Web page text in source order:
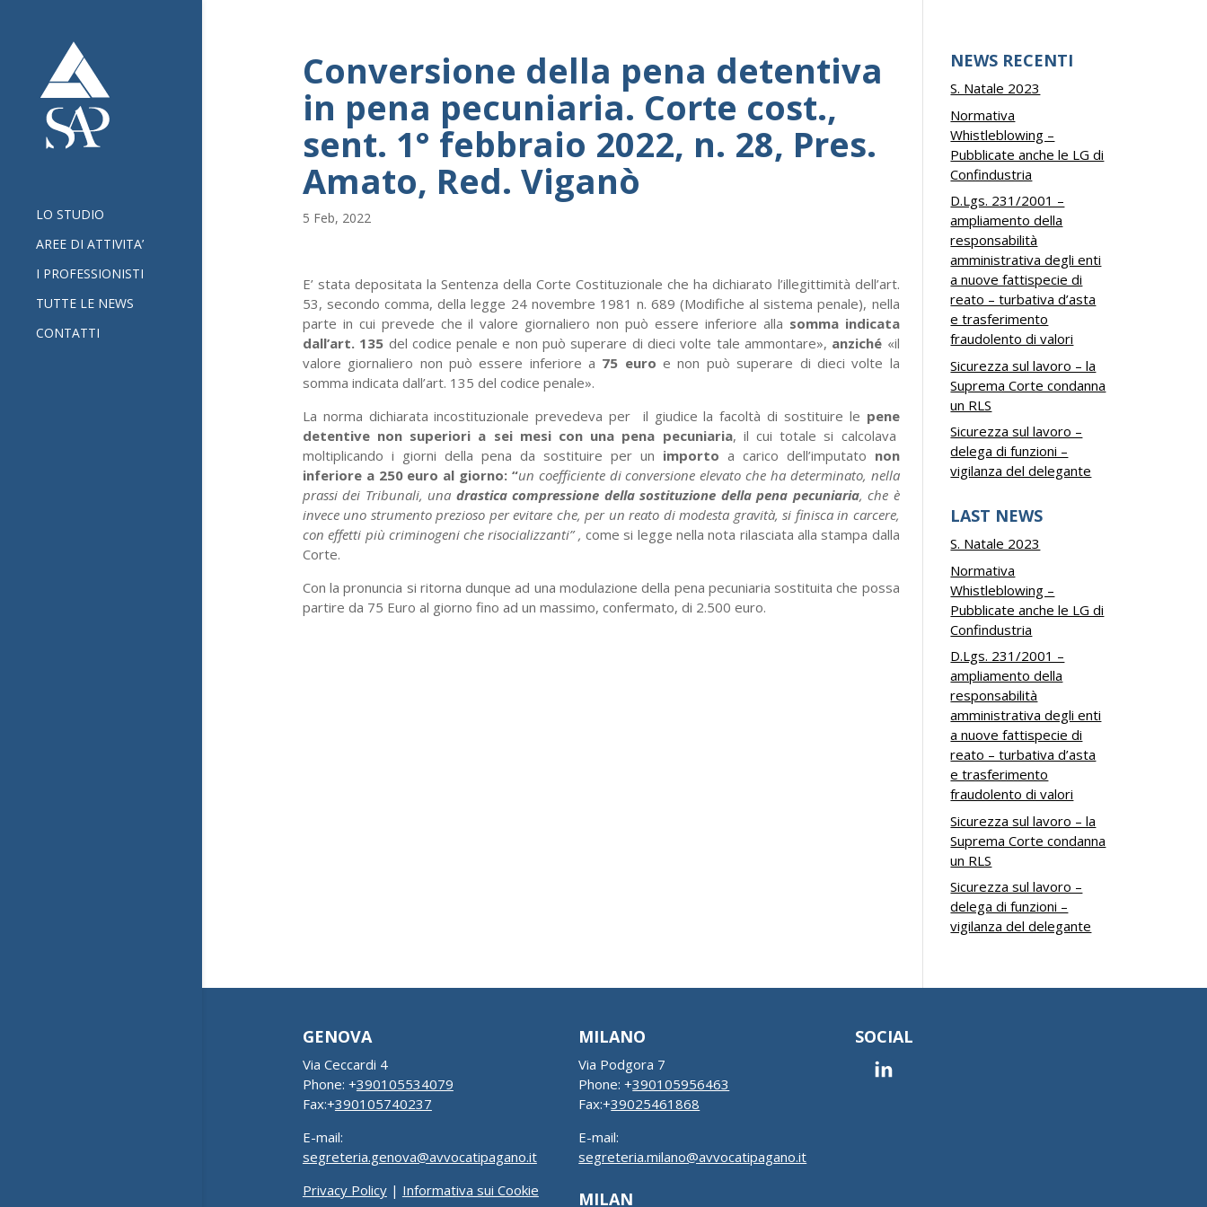
LO STUDIO
AREE DI ATTIVITA’
I PROFESSIONISTI
TUTTE LE NEWS
CONTATTI
Conversione della pena detentiva
in pena pecuniaria. Corte cost.,
sent. 1° febbraio 2022, n. 28, Pres.
Amato, Red. Viganò
5 Feb, 2022
E’ stata depositata la Sentenza della Corte Costituzionale che ha dichiarato l’illegittimità dell’art.
53, secondo comma, della legge 24 novembre 1981 n. 689 (Modifiche al sistema penale), nella
parte in cui prevede che il valore giornaliero non può essere inferiore alla somma indicata
dall’art. 135 del codice penale e non può superare di dieci volte tale ammontare», anziché «il
valore giornaliero non può essere inferiore a 75 euro e non può superare di dieci volte la
somma indicata dall’art. 135 del codice penale».
La norma dichiarata incostituzionale prevedeva per il giudice la facoltà di sostituire le pene
detentive non superiori a sei mesi con una pena pecuniaria, il cui totale si calcolava
moltiplicando i giorni della pena da sostituire per un importo a carico dell’imputato non
inferiore a 250 euro al giorno: “un coefficiente di conversione elevato che ha determinato, nella
prassi dei Tribunali, una drastica compressione della sostituzione della pena pecuniaria, che è
invece uno strumento prezioso per evitare che, per un reato di modesta gravità, si finisca in carcere,
con effetti più criminogeni che risocializzanti” ,come si legge nella nota rilasciata alla stampa dalla
Corte.
Con la pronuncia si ritorna dunque ad una modulazione della pena pecuniaria sostituita che possa
partire da 75 Euro al giorno fino ad un massimo, confermato, di 2.500 euro.
NEWS RECENTI
S. Natale 2023
Normativa
Whistleblowing –
Pubblicate anche le LG di
Confindustria
D.Lgs. 231/2001 –
ampliamento della
responsabilità
amministrativa degli enti
a nuove fattispecie di
reato – turbativa d’asta
e trasferimento
fraudolento di valori
Sicurezza sul lavoro – la
Suprema Corte condanna
un RLS
Sicurezza sul lavoro –
delega di funzioni –
vigilanza del delegante
LAST NEWS
S. Natale 2023
Normativa
Whistleblowing –
Pubblicate anche le LG di
Confindustria
D.Lgs. 231/2001 –
ampliamento della
responsabilità
amministrativa degli enti
a nuove fattispecie di
reato – turbativa d’asta
e trasferimento
fraudolento di valori
Sicurezza sul lavoro – la
Suprema Corte condanna
un RLS
Sicurezza sul lavoro –
delega di funzioni –
vigilanza del delegante
GENOVA
Via Ceccardi 4
Phone: +390105534079
Fax:+390105740237
E-mail:
segreteria.genova@avvocatipagano.it
Privacy Policy| Informativa sui Cookie
MILANO
Via Podgora 7
Phone: +390105956463
Fax:+39025461868
E-mail:
segreteria.milano@avvocatipagano.it
MILAN
SOCIAL